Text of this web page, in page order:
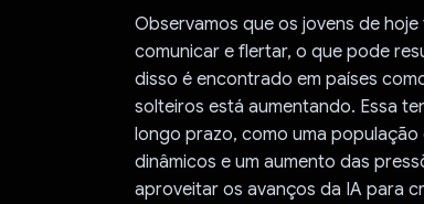
Observamos que os jovens de
comunicar e flertar, o que pode
disso é encontrado em países
solteiros está aumentando. Essa
longo prazo, como uma
dinâmicos e um aumento das
aproveitar os avanços da IA para